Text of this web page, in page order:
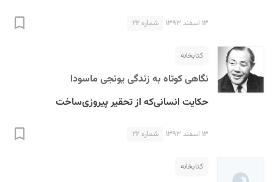
۱۳ اسفند ۱۳۹۳ شماره ۲۲
کتابخانه
نگاهی کوتاه به زندگی یونجی ماسودا
حکایت انسانی‌که از تحقیر پیروزی‌ساخت
۱۳ اسفند ۱۳۹۳ شماره ۲۲
کتابخانه